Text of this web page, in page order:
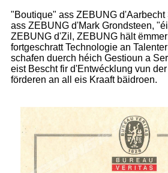
"Boutique" ass ZEBUNG d'Aarbecht
ass ZEBUNG d'Mark Grondsteen,
ZEBUNG d'Zil, ZEBUNG hält
fortgeschratt Technologie an
schafen duerch héich Gestioun a
eist Bescht fir d'Entwécklung vun
förderen an all eis Kraaft bäidroen.